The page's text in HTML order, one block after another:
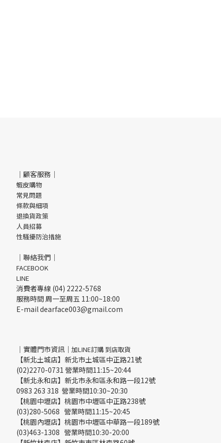
｜顧客服務｜
蝦皮購物
常見問題
條款與細項
退換貨政策
人員招募
性騷擾防治措施
｜聯絡我們｜
FACEBOOK
LINE
消費者專線 (04) 2222-5768
服務時間 周一至周五 11:00~18:00
E-mail dearface003@gmail.com
｜實體門市資訊｜ 加LINE訂購 到店取貨
【新北土城店】新北市土城區中正路21號
(02)2270-0731 營業時間11:15~20:44
【新北永和店】新北市永和區永和路一段12號
0983 263 318 營業時間10:30~20:30
【桃園中壢店】桃園市中壢區中正路238號
(03)280-5068 營業時間11:15~20:45
【桃園內壢店】桃園市中壢區中華路一段189號
(03)463-1308 營業時間10:30-20:00